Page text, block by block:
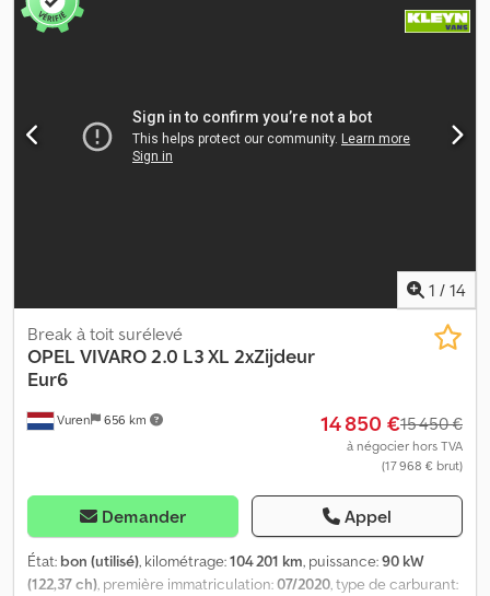
1 / 14
Vuren 656 km
Break à toit surélevé
OPEL VIVARO 2.0 L3 XL 2xZijdeur
Eur6
14 850 €15 450 €
à négocier hors TVA
(17 968 € brut)
Demander Appel
État: bon (utilisé), kilométrage:104 201 km, puissance:90 kW
(122,37 ch), première immatriculation:07/2020, type de carburant: